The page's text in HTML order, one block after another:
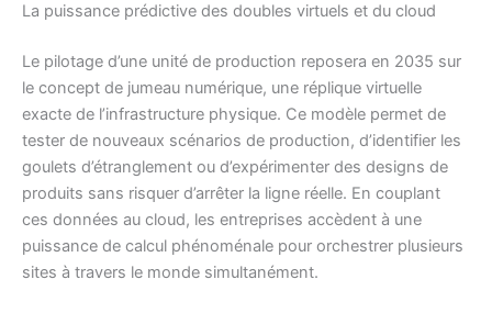
La puissance prédictive des doubles virtuels et du cloud
Le pilotage d’une unité de production reposera en 2035 sur
le concept de jumeau numérique, une réplique virtuelle
exacte de l’infrastructure physique. Ce modèle permet de
tester de nouveaux scénarios de production, d’identifier les
goulets d’étranglement ou d’expérimenter des designs de
produits sans risquer d’arrêter la ligne réelle. En couplant
ces données au cloud, les entreprises accèdent à une
puissance de calcul phénoménale pour orchestrer plusieurs
sites à travers le monde simultanément.